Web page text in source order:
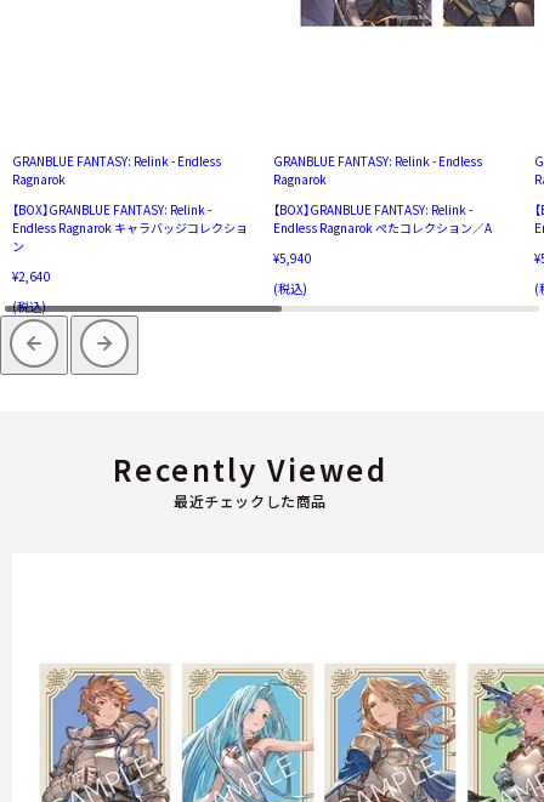
GRANBLUE FANTASY: Relink - Endless
Ragnarok
【BOX】GRANBLUE FANTASY: Relink -
Endless Ragnarok キャラバッジコレクショ
ン
¥2,640
(税込)
GRANBLUE FANTASY: Relink - Endless
Ragnarok
【BOX】GRANBLUE FANTASY: Relink -
Endless Ragnarok ぺたコレクション／A
¥5,940
(税込)
(
最近チェックした商品
Recently Viewed